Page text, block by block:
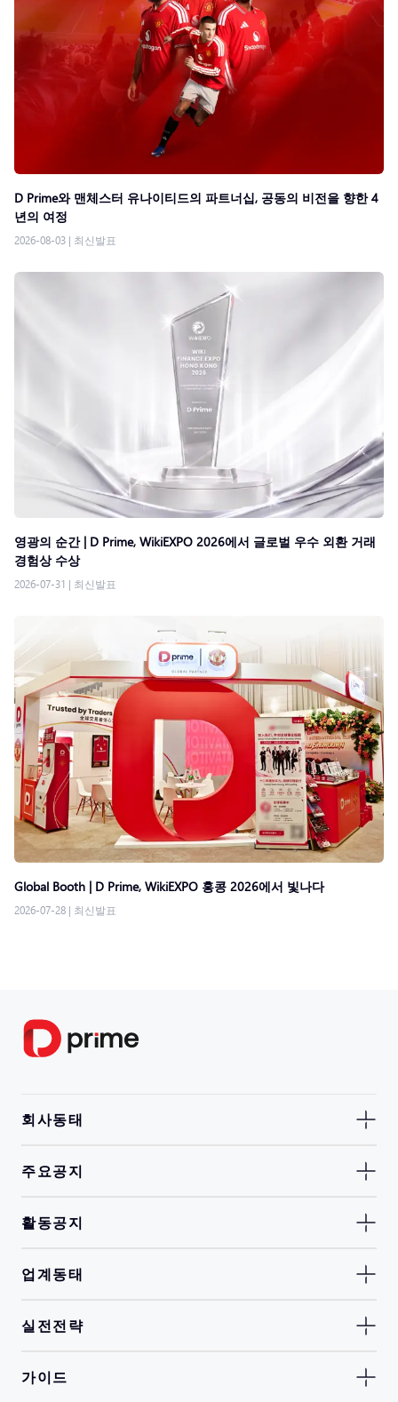
D Prime와 맨체스터 유나이티드의 파트너십, 공동의 비전을 향한 4
년의 여정
2026-08-03 | 최신발표
영광의 순간 | D Prime, WikiEXPO 2026에서 글로벌 우수 외환 거래
경험상 수상
2026-07-31 | 최신발표
Global Booth | D Prime, WikiEXPO 홍콩 2026에서 빛나다
2026-07-28 | 최신발표
회사동태
주요공지
활동공지
업계동태
실전전략
가이드